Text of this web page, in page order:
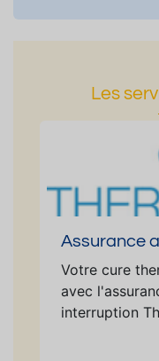
Les
Assurance
Votre cure
avec
interruption